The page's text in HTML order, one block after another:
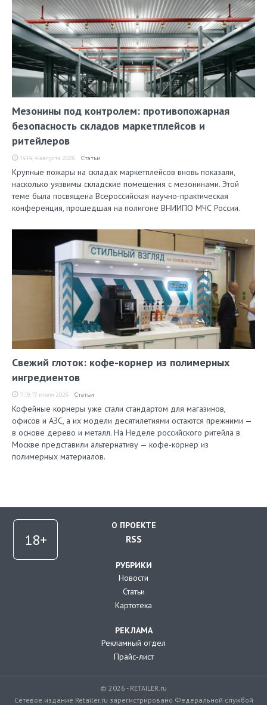
Мезонины под контролем: противопожарная
безопасность складов маркетплейсов и
ритейлеров
14:14, 4 августа 2026 Статьи
Крупные пожары на складах маркетплейсов вновь показали,
насколько уязвимы складские помещения с мезонинами. Этой
теме была посвящена Всероссийская научно-практическая
конференция, прошедшая на полигоне ВНИИПО МЧС России.
Свежий глоток: кофе-корнер из полимерных
ингредиентов
11:19, 17 июля 2026 Статьи
Кофейные корнеры уже стали стандартом для магазинов,
офисов и АЗС, а их модели десятилетиями остаются прежними —
в основе дерево и металл. На Неделе российского ритейла в
Москве представили альтернативу — кофе-корнер из
полимерных материалов.
О ПРОЕКТЕ
RSS
РУБРИКИ
Новости
Статьи
Картотека
РЕКЛАМА
Рекламный отдел
Прайс-лист
© 2026 - RETAILER.ru
Сетевое издание Retailer.ru зарегистрировано Федеральной службой